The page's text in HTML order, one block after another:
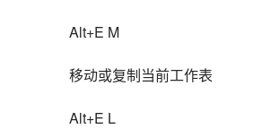
Alt+E M
移动或复制当前工作表
Alt+E L